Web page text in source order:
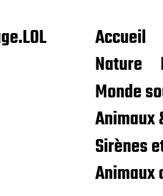
Accueil
Nature
Monde
Animaux
Sirènes
Animaux